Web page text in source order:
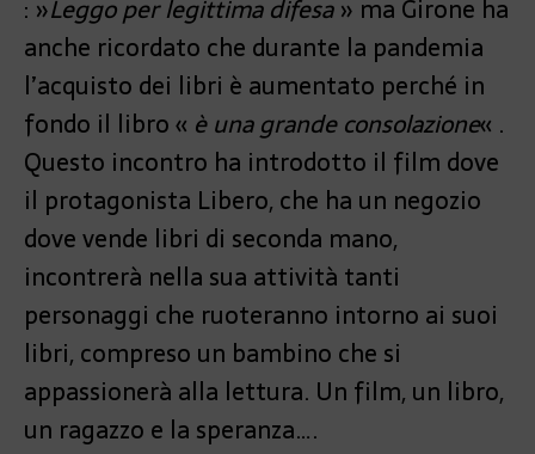
: »Leggo per legittima difesa» ma Girone ha
anche ricordato che durante la pandemia
l’acquisto dei libri è aumentato perché in
fondo il libro « è una grande consolazione« .
Questo incontro ha introdotto il film dove
il protagonista Libero, che ha un negozio
dove vende libri di seconda mano,
incontrerà nella sua attività tanti
personaggi che ruoteranno intorno ai suoi
libri, compreso un bambino che si
appassionerà alla lettura. Un film, un libro,
un ragazzo e la speranza….